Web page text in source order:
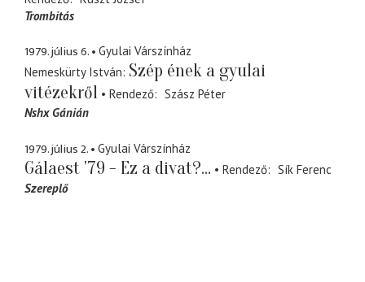
Trombitás
1979. július 6.
Gyulai Várszínház
Nemeskürty István Szép ének a gyulai
vitézekről
Rendező
Szász Péter
Nshx Gánián
1979. július 2. Gyulai Várszínház
Gálaest '79 - Ez a divat?... Rendező
Sík Ferenc
Szereplő